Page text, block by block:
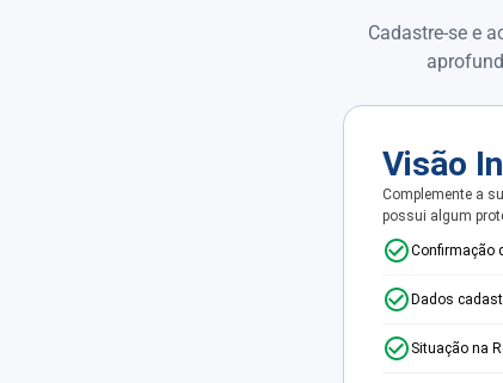
Cadastre-se e
Visão
Complemente a
possui algum
Confirmação
Dados
Situação na